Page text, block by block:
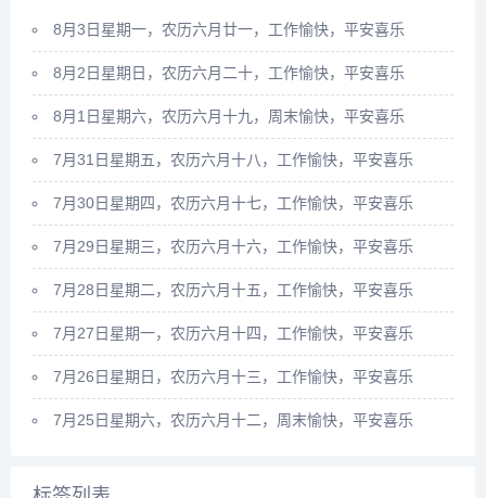
8月3日星期一，农历六月廿一，工作愉快，平安喜乐
8月2日星期日，农历六月二十，工作愉快，平安喜乐
8月1日星期六，农历六月十九，周末愉快，平安喜乐
7月31日星期五，农历六月十八，工作愉快，平安喜乐
7月30日星期四，农历六月十七，工作愉快，平安喜乐
7月29日星期三，农历六月十六，工作愉快，平安喜乐
7月28日星期二，农历六月十五，工作愉快，平安喜乐
7月27日星期一，农历六月十四，工作愉快，平安喜乐
7月26日星期日，农历六月十三，工作愉快，平安喜乐
7月25日星期六，农历六月十二，周末愉快，平安喜乐